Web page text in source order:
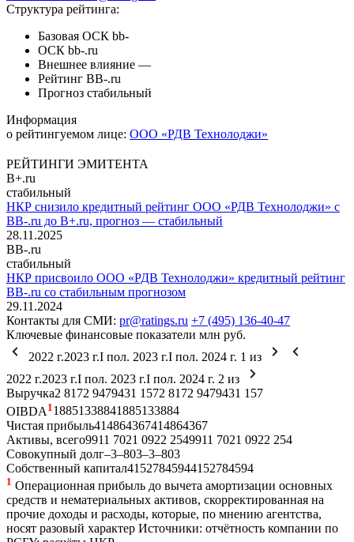
Структура рейтинга:
Базовая ОСК bb-
ОСК bb-.ru
Внешнее влияние —
Рейтинг BB-.ru
Прогноз стабильный
Информация
о рейтингуемом лице: ООО «РДВ Технолоджи»
РЕЙТИНГИ ЭМИТЕНТА
B+.ru
стабильный
НКР снизило кредитный рейтинг ООО «РДВ Технолоджи» с
BB-.ru до B+.ru, прогноз — стабильный
28.11.2025
BB-.ru
стабильный
НКР присвоило ООО «РДВ Технолоджи» кредитный рейтинг
BB-.ru со стабильным прогнозом
29.11.2024
Контакты для СМИ: pr@ratings.ru +7 (495) 136-40-47
Ключевые финансовые показатели млн руб.
2022 г.2023 г.I пол. 2023 г.I пол. 2024 г. 1 из
2022 г.2023 г.I пол. 2023 г.I пол. 2024 г. 2 из
Выручка2 8172 9479431 1572 8172 9479431 157
OIBDA 1 18851338841885133884
Чистая прибыль414864367414864367
Активы, всего9911 7021 0922 2549911 7021 0922 254
Совокупный долг–3–803–3–803
Собственный капитал41 5278459441 52784594
1 Операционная прибыль до вычета амортизации основных
средств и нематериальных активов, скорректированная на
прочие доходы и расходы, которые, по мнению агентства,
носят разовый характер Источники: отчётность компании по